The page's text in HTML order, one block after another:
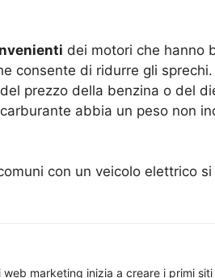
dei motori che hanno
consente di ridurre gli
prezzo della benzina o del
abbia un peso non
con un veicolo elettrico si
marketing inizia a creare i primi